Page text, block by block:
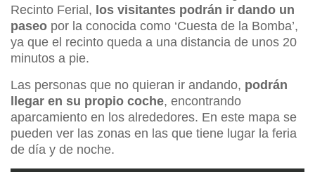
Recinto Ferial, los visitantes podrán ir dando un
paseo por la conocida como ‘Cuesta de la Bomba’,
ya que el recinto queda a una distancia de unos 20
minutos a pie.
Las personas que no quieran ir andando, podrán
llegar en su propio coche, encontrando
aparcamiento en los alrededores. En este mapa se
pueden ver las zonas en las que tiene lugar la feria
de día y de noche.